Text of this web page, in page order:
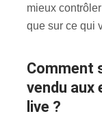
mieux
que sur ce qui
Comment se passe l’achat d’un bien
vendu aux
live ?